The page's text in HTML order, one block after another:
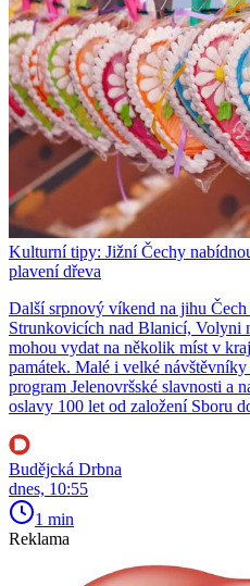
Kulturní tipy: Jižní Čechy
plavení dřeva
Další srpnový víkend na jihu
Strunkovicích nad Blanicí, Volyni
mohou vydat na několik míst v
památek. Malé i velké
program Jelenovršské slavnosti a
oslavy 100 let od založení Sboru
Budějcká Drbna
dnes, 10:55
1 min
Reklama